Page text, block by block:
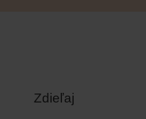
Zdieľaj